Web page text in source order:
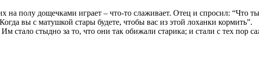
на полу дощечками играет – что-то слаживает. Отец и спросил: “Что
вы с матушкой стары будете, чтобы вас из этой лоханки кормить”.
стало стыдно за то, что они так обижали старика; и стали с тех пор